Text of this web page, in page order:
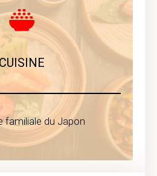
CUISINE
familiale du Japon